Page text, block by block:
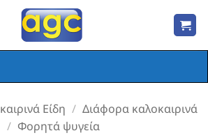
Είδη / Διάφορα καλοκαιρινά
/ Φορητά ψυγεία